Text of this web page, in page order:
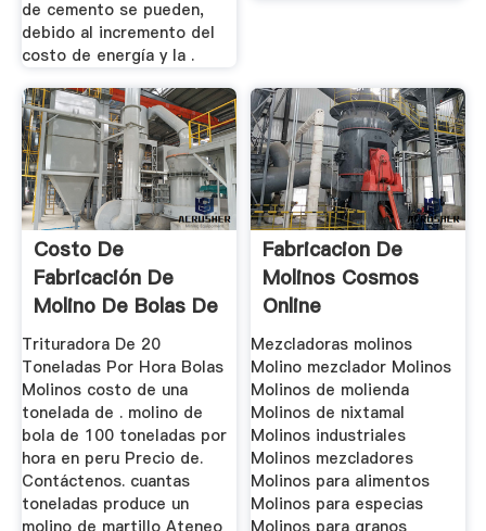
de cemento se pueden,
debido al incremento del
costo de energía y la .
Costo De
Fabricación De
Molino De Bolas De
Cono Hidráulico
Trituradora De 20
Toneladas Por Hora Bolas
Molinos costo de una
tonelada de . molino de
bola de 100 toneladas por
hora en peru Precio de.
Contáctenos. cuantas
toneladas produce un
molino de martillo Ateneo
Fabricacion De
Molinos Cosmos
Online
Mezcladoras molinos
Molino mezclador Molinos
Molinos de molienda
Molinos de nixtamal
Molinos industriales
Molinos mezcladores
Molinos para alimentos
Molinos para especias
Molinos para granos